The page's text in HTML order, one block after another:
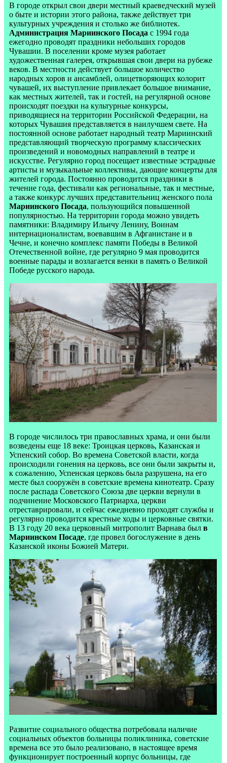
В городе открыл свои двери местный краеведческий музей
о быте и истории этого района, также действует три
культурных учреждения и столько же библиотек.
Администрация Мариинского Посада с 1994 года
ежегодно проводят праздники небольших городов
Чувашии. В поселении кроме музея работает
художественная галерея, открывшая свои двери на рубеже
веков. В местности действует большое количество
народных хоров и ансамблей, олицетворяющих колорит
чувашей, их выступление привлекает большое внимание,
как местных жителей, так и гостей, на регулярной основе
происходят поездки на культурные конкурсы,
приводящиеся на территории Российской Федерации, на
которых Чувашия представляется в наилучшем свете. На
постоянной основе работает народный театр Мариинский
представляющий творческую программу классических
произведений и новомодных направлений в театре и
искусстве. Регулярно город посещает известные эстрадные
артисты и музыкальные коллективы, дающие концерты для
жителей города. Постоянно проводится праздники в
течение года, фестивали как региональные, так и местные,
а также конкурс лучших представительниц женского пола
Мариинского Посада, пользующийся повышенной
популярностью. На территории города можно увидеть
памятники: Владимиру Ильичу Ленину, Воинам
интернационалистам, воевавшим в Афганистане и в
Чечне, и конечно комплекс памяти Победы в Великой
Отечественной войне, где регулярно 9 мая проводится
военные парады и возлагается венки в память о Великой
Победе русского народа.
В городе числилось три православных храма, и они были
возведены еще 18 веке: Троицкая церковь, Казанская и
Успенский собор. Во времена Советской власти, когда
происходили гонения на церковь, все они были закрыты и,
к сожалению, Успенская церковь была разрушена, на его
месте был сооружён в советские времена кинотеатр. Сразу
после распада Советского Союза две церкви вернули в
подчинение Московского Патриарха, церкви
отреставрировали, и сейчас ежедневно проходят службы и
регулярно проводится крестные ходы и церковные святки.
В 13 году 20 века церковный митрополит Варнава был в
Мариинском Посаде, где провел богослужение в день
Казанской иконы Божией Матери.
Развитие социального общества потребовала наличие
социальных объектов больницы поликлиника, советские
времена все это было реализовано, в настоящее время
функционирует построенный корпус больницы, где